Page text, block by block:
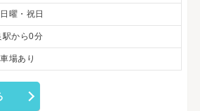
曜・祝日
駅から0分
場あり